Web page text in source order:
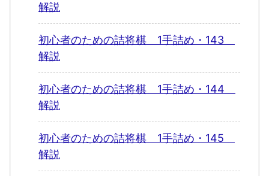
解説
初心者のための詰将棋 1手詰め・143
解説
初心者のための詰将棋 1手詰め・144
解説
初心者のための詰将棋 1手詰め・145
解説